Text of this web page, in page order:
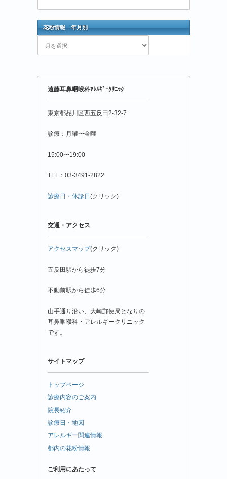
花粉情報 年月別
花
粉
遠藤耳鼻咽喉科ｱﾚﾙｷﾞｰｸﾘﾆｯｸ
東京都品川区西五反田2-32-7
診療：月曜〜金曜
15:00〜19:00
TEL：03-3491-2822
診療日・休診日(クリック)
交通・アクセス
アクセスマップ(クリック)
五反田駅から徒歩7分
不動前駅から徒歩6分
山手通り沿い、大崎郵便局となりの
耳鼻咽喉科・アレルギークリニック
です。
サイトマップ
トップページ
診療内容のご案内
院長紹介
診療日・地図
アレルギー関連情報
都内の花粉情報
ご利用にあたって